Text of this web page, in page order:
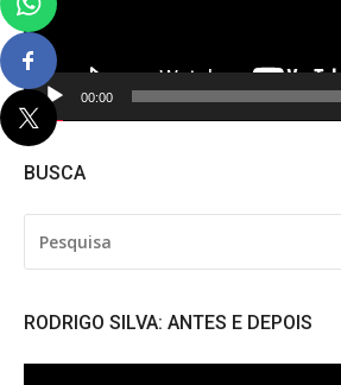
00:00
BUSCA
POR:
RODRIGO SILVA: ANTES E DEPOIS